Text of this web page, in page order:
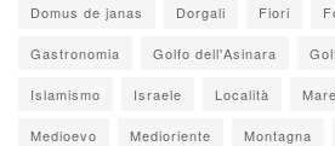
Domus de janas Dorgali Fiori
Gastronomia Golfo dell'Asinara
Islamismo Israele Località Mare
Medioevo Medioriente Montagna